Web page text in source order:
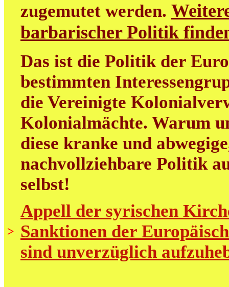
zugemutet werden.
barbarischer Politik
Das ist die Politik der
bestimmten
die Vereinigte
Kolonialmächte. Warum
diese kranke und
nachvollziehbare Politik
selbst!
>
Appell der syrischen
Sanktionen der
sind unverzüglich